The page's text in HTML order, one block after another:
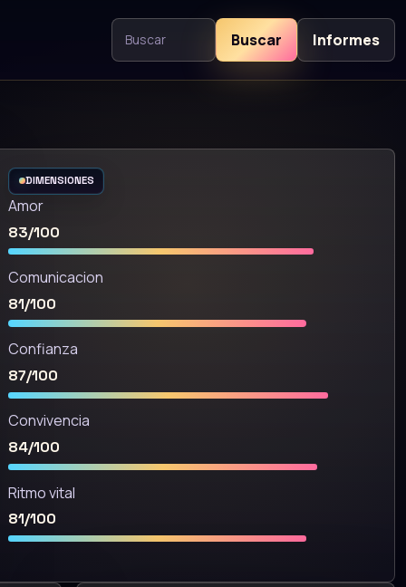
Buscar contenidoBuscar Informes
DIMENSIONES
Amor
83/100
Comunicacion
81/100
Confianza
87/100
Convivencia
84/100
Ritmo vital
81/100